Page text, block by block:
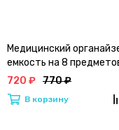
Медицинский
емкость на 8
(медсталь)
720 ₽ 770 ₽
В корзину